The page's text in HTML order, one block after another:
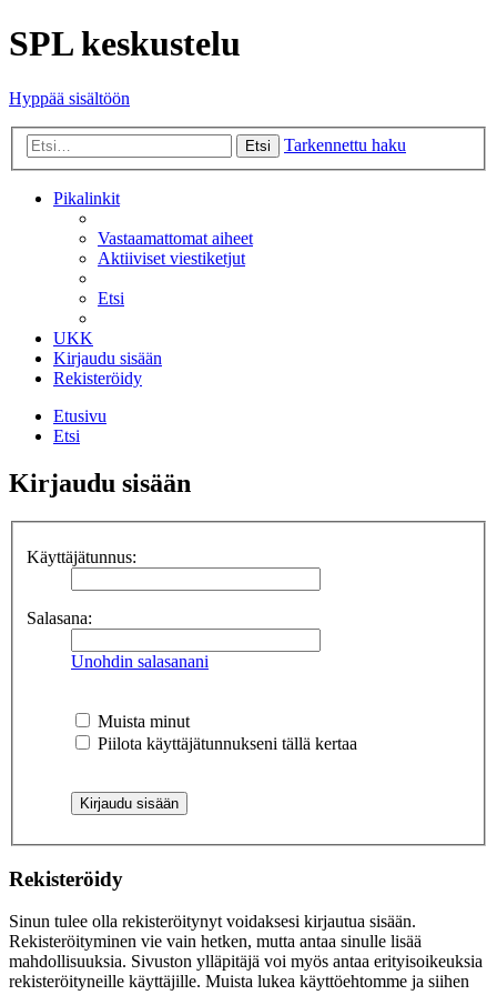
SPL keskustelu
Hyppää sisältöön
Etsi Tarkennettu haku
Pikalinkit
Vastaamattomat aiheet
Aktiiviset viestiketjut
Etsi
UKK
Kirjaudu sisään
Rekisteröidy
Etusivu
Etsi
Kirjaudu sisään
Käyttäjätunnus:
Salasana:
Unohdin salasanani
Muista minut
Piilota käyttäjätunnukseni tällä kertaa
Rekisteröidy
Sinun tulee olla rekisteröitynyt voidaksesi kirjautua sisään.
Rekisteröityminen vie vain hetken, mutta antaa sinulle lisää
mahdollisuuksia. Sivuston ylläpitäjä voi myös antaa erityisoikeuksia
rekisteröityneille käyttäjille. Muista lukea käyttöehtomme ja siihen